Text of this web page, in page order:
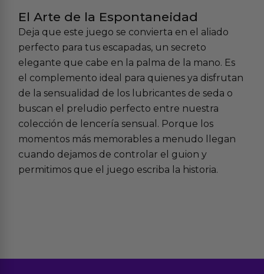
El Arte de la Espontaneidad
Deja que este juego se convierta en el aliado
perfecto para tus escapadas, un secreto
elegante que cabe en la palma de la mano. Es
el complemento ideal para quienes ya disfrutan
de la sensualidad de los lubricantes de seda o
buscan el preludio perfecto entre nuestra
colección de lencería sensual . Porque los
momentos más memorables a menudo llegan
cuando dejamos de controlar el guion y
permitimos que el juego escriba la historia.